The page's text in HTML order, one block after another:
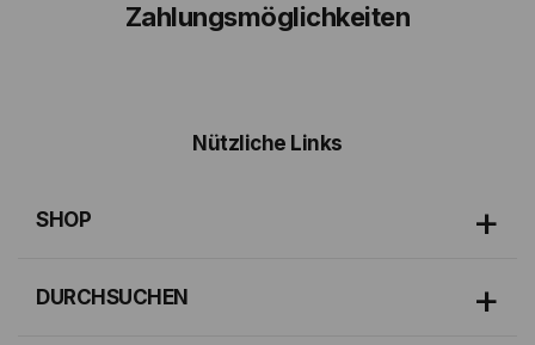
Zahlungsmöglichkeiten
Nützliche Links
SHOP
DURCHSUCHEN